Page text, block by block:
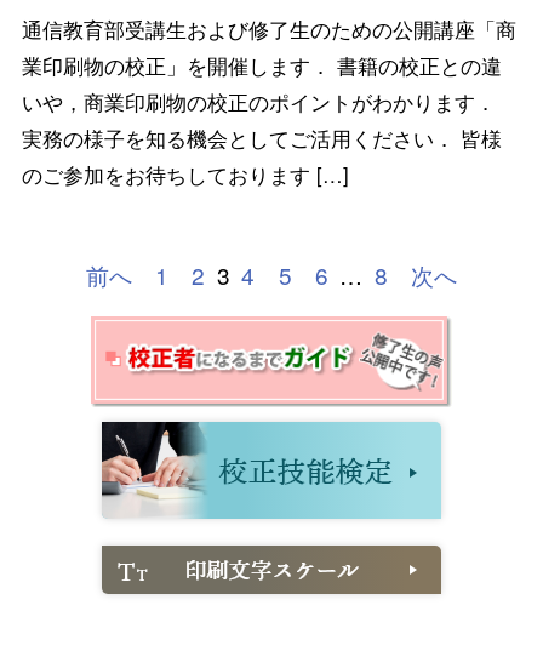
通信教育部受講生および修了生のための公開講座「商
業印刷物の校正」を開催します． 書籍の校正との違
いや，商業印刷物の校正のポイントがわかります．
実務の様子を知る機会としてご活用ください． 皆様
のご参加をお待ちしております […]
前へ 1 2 3 4 5 6 … 8 次へ